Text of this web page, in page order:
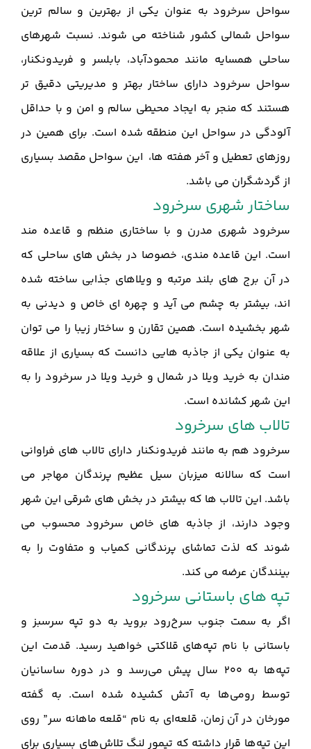
سواحل سرخرود به عنوان یکی از بهترین و سالم ترین
سواحل شمالی کشور شناخته می شوند. نسبت شهرهای
ساحلی همسایه مانند محمودآباد، بابلسر و فریدونکنار،
سواحل سرخرود دارای ساختار بهتر و مدیریتی دقیق تر
هستند که منجر به ایجاد محیطی سالم و امن و با حداقل
آلودگی در سواحل این منطقه شده است. برای همین در
روزهای تعطیل و آخر هفته ها، این سواحل مقصد بسیاری
از گردشگران می باشد.
ساختار شهری سرخرود
سرخرود شهری مدرن و با ساختاری منظم و قاعده مند
است. این قاعده مندی، خصوصا در بخش های ساحلی که
در آن برج های بلند مرتبه و ویلاهای جذابی ساخته شده
اند، بیشتر به چشم می آید و چهره ای خاص و دیدنی به
شهر بخشیده است. همین تقارن و ساختار زیبا را می توان
به عنوان یکی از جاذبه هایی دانست که بسیاری از علاقه
مندان به خرید ویلا در شمال و خرید ویلا در سرخرود را به
این شهر کشانده است.
تالاب های سرخرود
سرخرود هم به مانند فریدونکنار دارای تالاب های فراوانی
است که سالانه میزبان سیل عظیم پرندگان مهاجر می
باشد. این تالاب ها که بیشتر در بخش های شرقی این شهر
وجود دارند، از جاذبه های خاص سرخرود محسوب می
شوند که لذت تماشای پرندگانی کمیاب و متفاوت را به
بینندگان عرضه می کند.
تپه های باستانی سرخرود
اگر به سمت جنوب سرخ‌رود بروید به دو تپه سرسبز و
باستانی با نام‌ تپه‌های قلاکتی خواهید رسید. قدمت این
تپه‌ها به 200 سال پیش می‌رسد و در دوره ساسانیان
توسط رومی‌ها به آتش کشیده شده است. به گفته
مورخان در آن زمان، قلعه‌ای به نام “قلعه ماهانه سر” روی
این تپه‌ها قرار داشته که تیمور لنگ تلاش‌های بسیاری برای